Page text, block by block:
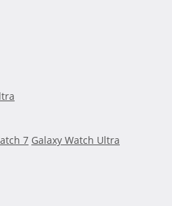
7 Galaxy Watch Ultra